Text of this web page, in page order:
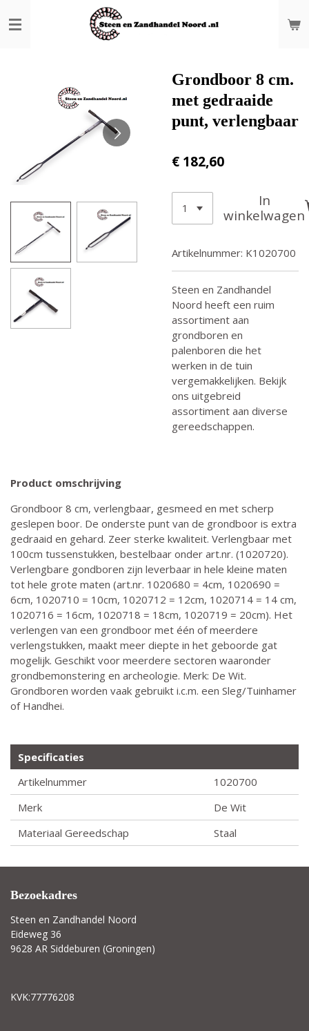
direct
Grondboor 8 cm.
met gedraaide
punt, verlengbaar
€ 182,60
In
winkelwagen
Artikelnummer: K1020700
Steen en Zandhandel
Noord heeft een ruim
assortiment aan
grondboren en
palenboren die het
werken in de tuin
vergemakkelijken. Bekijk
ons uitgebreid
assortiment aan diverse
gereedschappen.
Product omschrijving
Grondboor 8 cm, verlengbaar, gesmeed en met scherp
geslepen boor. De onderste punt van de grondboor is extra
gedraaid en gehard. Zeer sterke kwaliteit. Verlengbaar met
100cm tussenstukken, bestelbaar onder art.nr. (1020720).
Verlengbare gondboren zijn leverbaar in hele kleine maten
tot hele grote maten (art.nr. 1020680 = 4cm, 1020690 =
6cm, 1020710 = 10cm, 1020712 = 12cm, 1020714 = 14 cm,
1020716 = 16cm, 1020718 = 18cm, 1020719 = 20cm). Het
verlengen van een grondboor met één of meerdere
verlengstukken, maakt meer diepte in het geboorde gat
mogelijk. Geschikt voor meerdere sectoren waaronder
grondbemonstering en archeologie. Merk: De Wit.
Grondboren worden vaak gebruikt i.c.m. een Sleg/Tuinhamer
of Handhei.
Specificaties
Artikelnummer
1020700
Merk
De Wit
Materiaal Gereedschap
Staal
Bezoekadres
Steen en Zandhandel Noord
Eideweg 36
9628 AR Siddeburen (Groningen)
KVK:77776208